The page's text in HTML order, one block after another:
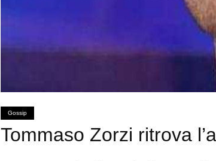
Gossip
Tommaso Zorzi ritrova